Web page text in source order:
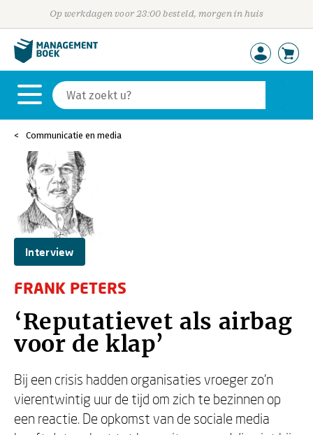
Op werkdagen voor 23:00 besteld, morgen in huis
Communicatie en media
Interview
FRANK PETERS
‘Reputatievet als airbag
voor de klap’
Bij een crisis hadden organisaties vroeger zo’n
vierentwintig uur de tijd om zich te bezinnen op
een reactie. De opkomst van de sociale media